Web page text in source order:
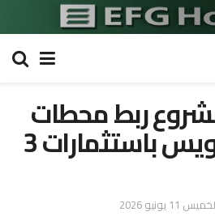
ربط محطات
رياح خليج السويس باستثمارات 3
11 يونيو 2026